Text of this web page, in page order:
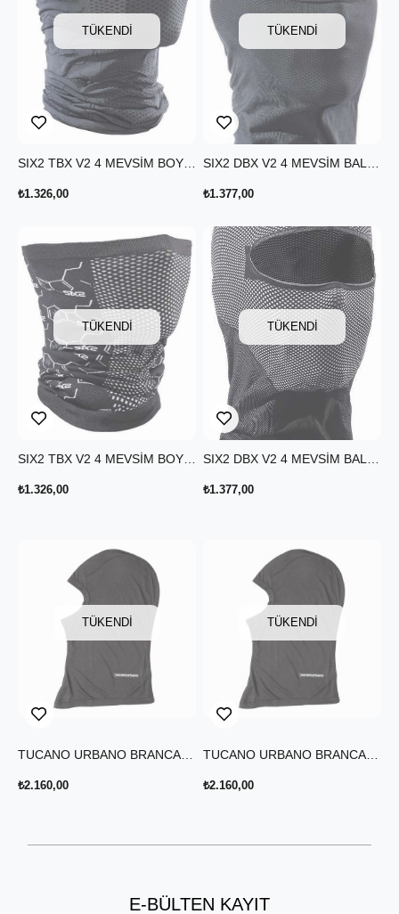
TÜKENDI
₺1.326,00
TÜKENDI
₺1.377,00
TÜKENDI
₺1.326,00
TÜKENDI
₺1.377,00
TÜKENDI
₺2.160,00
TÜKENDI
₺2.160,00
E-BÜLTEN KAYIT